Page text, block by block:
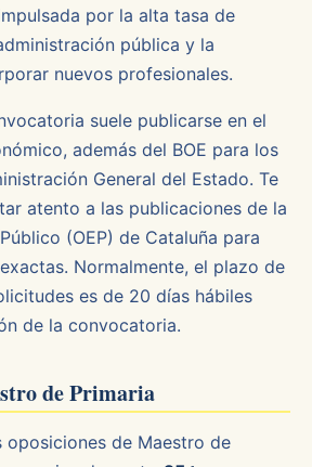
por la alta tasa de
pública y la
nuevos profesionales.
suele publicarse en el
además del BOE para los
General del Estado. Te
atento a las publicaciones de la
(OEP) de Cataluña para
Normalmente, el plazo de
es de 20 días hábiles
de la convocatoria.
de Primaria
oposiciones de Maestro de